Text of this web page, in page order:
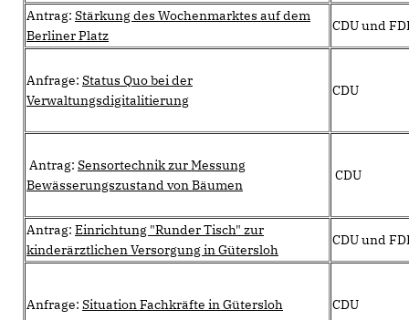
Antrag: Stärkung des Wochenmarktes auf dem
Berliner Platz
CDU und
Anfrage: Status Quo bei der
Verwaltungsdigitalitierung
CDU
Antrag: Sensortechnik zur Messung
Bewässerungszustand von Bäumen
CDU
Antrag: Einrichtung "Runder Tisch" zur
kinderärztlichen Versorgung in Gütersloh
CDU und
Anfrage: Situation Fachkräfte in Gütersloh CDU